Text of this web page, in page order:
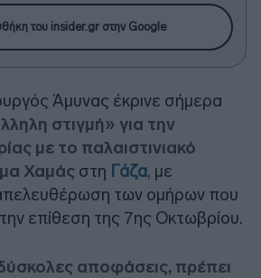
του insider.gr στην Google
Άμυνας έκρινε σήμερα
στιγμή» για την
με το παλαιστινιακό
Χαμάς στη Γάζα, με
των ομήρων που
επίθεση της 7ης Οκτωβρίου.
αποφάσεις, πρέπει